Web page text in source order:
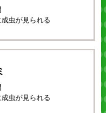
虫が見られる
虫が見られる